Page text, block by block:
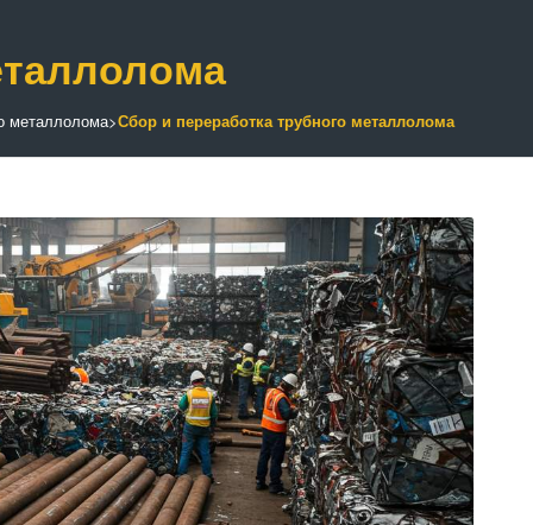
металлолома>Сбор и переработка трубного металлолома